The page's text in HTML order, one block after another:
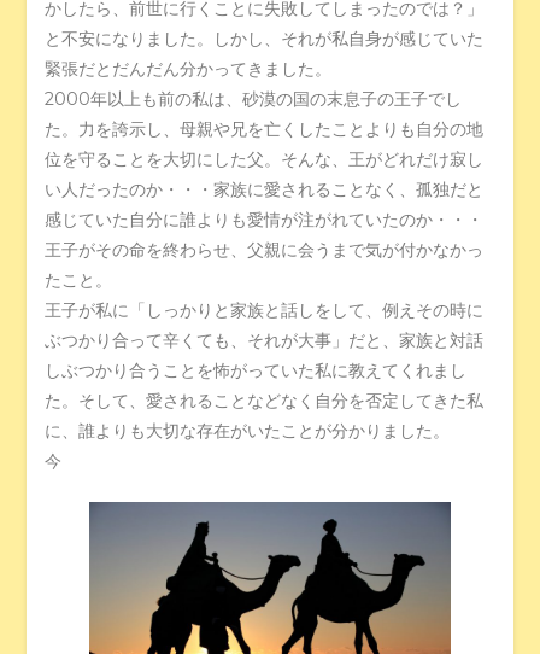
かしたら、前世に行くことに失敗してしまったのでは？」
と不安になりました。しかし、それが私自身が感じていた
緊張だとだんだん分かってきました。
2000年以上も前の私は、砂漠の国の末息子の王子でし
た。力を誇示し、母親や兄を亡くしたことよりも自分の地
位を守ることを大切にした父。そんな、王がどれだけ寂し
い人だったのか・・・家族に愛されることなく、孤独だと
感じていた自分に誰よりも愛情が注がれていたのか・・・
王子がその命を終わらせ、父親に会うまで気が付かなかっ
たこと。
王子が私に「しっかりと家族と話しをして、例えその時に
ぶつかり合って辛くても、それが大事」だと、家族と対話
しぶつかり合うことを怖がっていた私に教えてくれまし
た。そして、愛されることなどなく自分を否定してきた私
に、誰よりも大切な存在がいたことが分かりました。
今